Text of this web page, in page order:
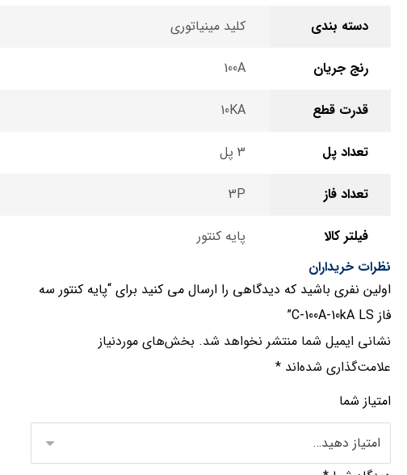
دسته بندی کلید مینیاتوری
رنج جریان 100A
قدرت قطع 10KA
تعداد پل 3 پل
تعداد فاز 3P
فیلتر کالا
پایه کنتور
نظرات خریداران
اولین نفری باشید که دیدگاهی را ارسال می کنید برای “پایه کنتور سه
فاز C-100A-10kA LS”
نشانی ایمیل شما منتشر نخواهد شد. بخش‌های موردنیاز
علامت‌گذاری شده‌اند *
امتیاز شما